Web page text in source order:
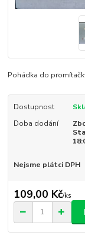
Pohádka do
Dostupnost
Doba dodání
Nejsme plátci DPH
109,00 Kč/ks